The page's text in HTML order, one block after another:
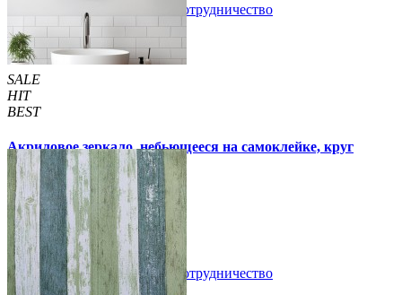
Купить Сотрудничество
SALE
HIT
BEST
Акриловое зеркало, небьющееся на самоклейке, круг
330х330х2мм (750)
300 грн /шт 350 грн /шт
Купить В закладки Сотрудничество